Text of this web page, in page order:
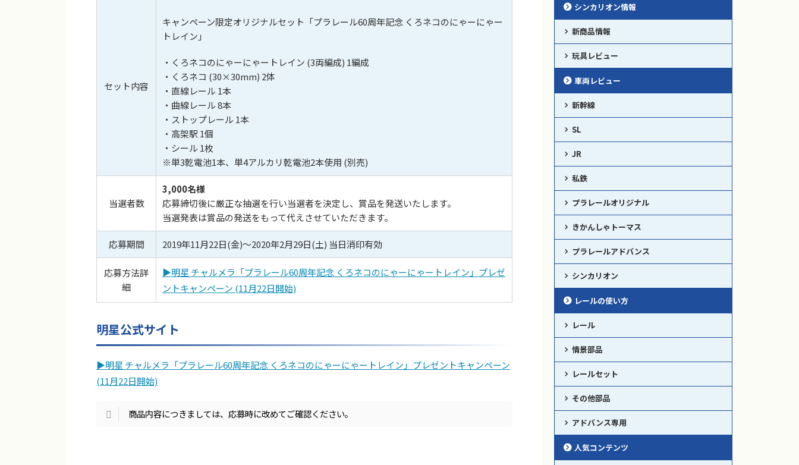
セット内容
キャンペーン限定オリジナルセット「プラレール60周年記念 くろネコのにゃーにゃー
トレイン」
・くろネコのにゃーにゃートレイン (3両編成) 1編成
・くろネコ (30×30mm) 2体
・直線レール 1本
・曲線レール 8本
・ストップレール 1本
・高架駅 1個
・シール 1枚
※単3乾電池1本、単4アルカリ乾電池2本使用 (別売)
当選者数
3,000名様
応募締切後に厳正な抽選を行い当選者を決定し、賞品を発送いたします。
当選発表は賞品の発送をもって代えさせていただきます。
応募期間 2019年11月22日(金)～2020年2月29日(土) 当日消印有効
応募方法詳
細
▶︎明星 チャルメラ「プラレール60周年記念 くろネコのにゃーにゃートレイン」プレゼ
ントキャンペーン (11月22日開始)
明星公式サイト
▶︎明星 チャルメラ「プラレール60周年記念 くろネコのにゃーにゃートレイン」プレゼントキャンペーン
(11月22日開始)
商品内容につきましては、応募時に改めてご確認ください。
シンカリオン情報
新商品情報
玩具レビュー
車両レビュー
新幹線
SL
JR
私鉄
プラレールオリジナル
きかんしゃトーマス
プラレールアドバンス
シンカリオン
レールの使い方
レール
情景部品
レールセット
その他部品
アドバンス専用
人気コンテンツ